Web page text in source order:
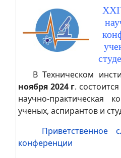
В Техническом
ноября 2024 г. состоится
научно-практическая
ученых, аспирантов и
Приветственное
конференции